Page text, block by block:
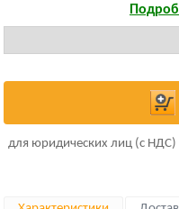
для юридических лиц (с НДС)